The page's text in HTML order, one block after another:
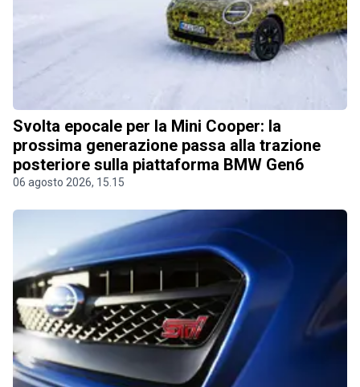
Svolta epocale per la Mini Cooper: la
prossima generazione passa alla trazione
posteriore sulla piattaforma BMW Gen6
06 agosto 2026, 15.15